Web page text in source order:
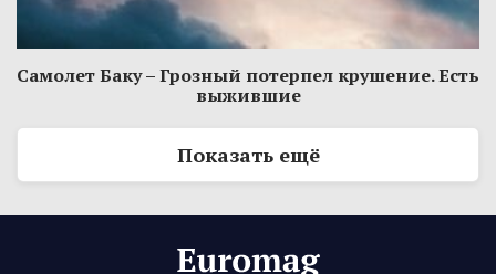
Самолет Баку – Грозный потерпел крушение. Есть
выжившие
Показать ещё